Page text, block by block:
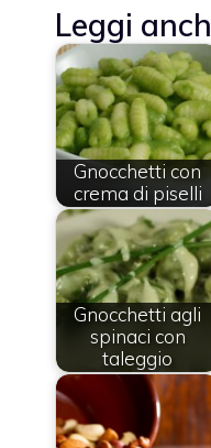
Leggi
Gnocchetti con
crema di piselli
Gnocchetti agli
spinaci con
taleggio